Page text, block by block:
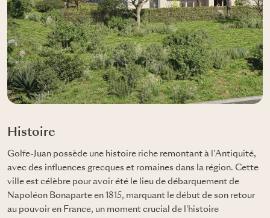
Histoire
Golfe-Juan possède une histoire riche remontant à l'Antiquité,
avec des influences grecques et romaines dans la région. Cette
ville est célèbre pour avoir été le lieu de débarquement de
Napoléon Bonaparte en 1815, marquant le début de son retour
au pouvoir en France, un moment crucial de l'histoire